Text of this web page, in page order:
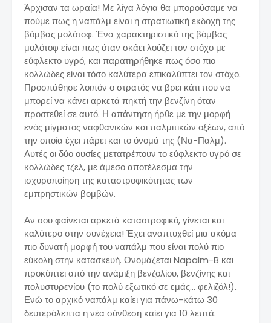
Άρχισαν τα ωραία! Με λίγα λόγια θα μπορούσαμε να
πούμε πως η ναπάλμ είναι η στρατιωτική εκδοχή της
βόμβας μολότοφ. Ένα χαρακτηριστικό της βόμβας
μολότοφ είναι πως όταν σκάει λούζει τον στόχο με
εύφλεκτο υγρό, και παρατηρήθηκε πως όσο πιο
κολλώδες είναι τόσο καλύτερα επικαλύπτει τον στόχο.
Προσπάθησε λοιπόν ο στρατός να βρει κάτι που να
μπορεί να κάνει αρκετά πηκτή την βενζίνη όταν
προστεθεί σε αυτό. Η απάντηση ήρθε με την μορφή
ενός μίγματος ναφθανικών και παλμιτικών οξέων, από
την οποία έχει πάρει και το όνομά της (Να-Παλμ).
Αυτές οι δύο ουσίες μετατρέπουν το εύφλεκτο υγρό σε
κολλώδες τζελ, με άμεσο αποτέλεσμα την
ισχυροποίηση της καταστροφικότητας των
εμπρηστικών βομβών.
Αν σου φαίνεται αρκετά καταστροφικό, γίνεται και
καλύτερο στην συνέχεια! Έχει αναπτυχθεί μια ακόμα
πιο δυνατή μορφή του ναπάλμ που είναι πολύ πιο
εύκολη στην κατασκευή. Ονομάζεται Napalm-B και
προκύπτει από την ανάμιξη βενζολίου, βενζίνης και
πολυστυρενίου (το πολύ εξωτικό σε εμάς… φελιζόλ!).
Ενώ το αρχικό ναπάλμ καίει για πάνω-κάτω 30
δευτερόλεπτα η νέα σύνθεση καίει για 10 λεπτά.